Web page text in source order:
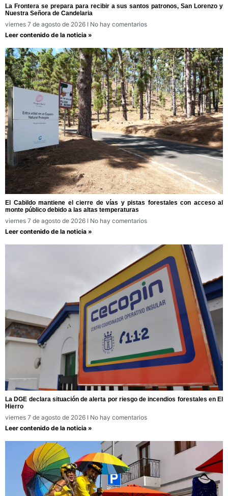
La Frontera se prepara para recibir a sus santos patronos, San Lorenzo y
Nuestra Señora de Candelaria
viernes 7 de agosto de 2026
No hay comentarios
Leer contenido de la noticia »
El Cabildo mantiene el cierre de vías y pistas forestales con acceso al
monte público debido a las altas temperaturas
viernes 7 de agosto de 2026
No hay comentarios
Leer contenido de la noticia »
La DGE declara situación de alerta por riesgo de incendios forestales en El
Hierro
viernes 7 de agosto de 2026
No hay comentarios
Leer contenido de la noticia »